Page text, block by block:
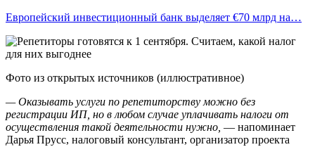
Европейский инвестиционный банк выделяет €70 млрд на…
Фото из открытых источников (иллюстративное)
—Оказывать услуги по репетиторству можно без
регистрации ИП, но в любом случае уплачивать налоги от
осуществления такой деятельности нужно — напоминает
Дарья Прусс, налоговый консультант, организатор проекта